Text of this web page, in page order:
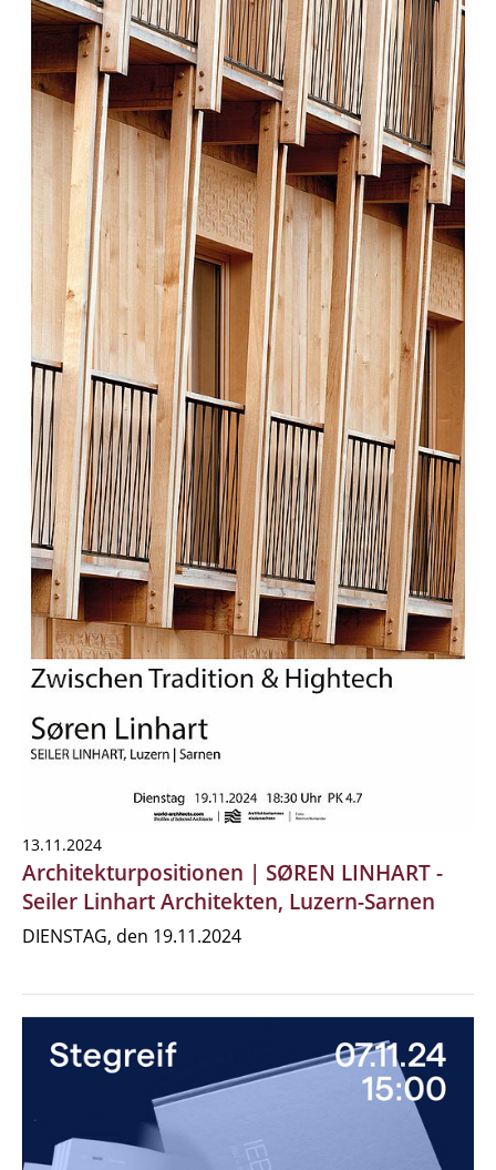
13.11.2024
Architekturpositionen | SØREN LINHART -
Seiler Linhart Architekten, Luzern-Sarnen
DIENSTAG, den 19.11.2024